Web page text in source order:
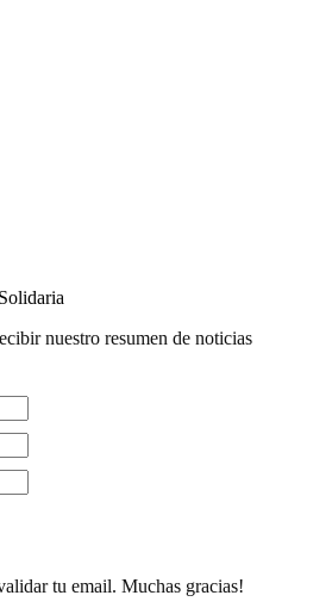
nuestro resumen de noticias
tu email. Muchas gracias!